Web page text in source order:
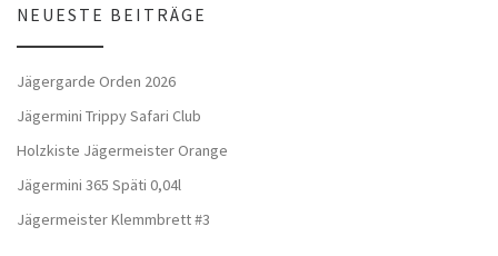
NEUESTE BEITRÄGE
Jägergarde Orden 2026
Jägermini Trippy Safari Club
Holzkiste Jägermeister Orange
Jägermini 365 Späti 0,04l
Jägermeister Klemmbrett #3